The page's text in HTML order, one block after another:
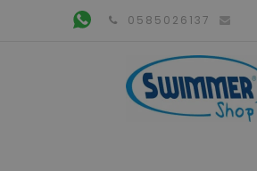
0585026137